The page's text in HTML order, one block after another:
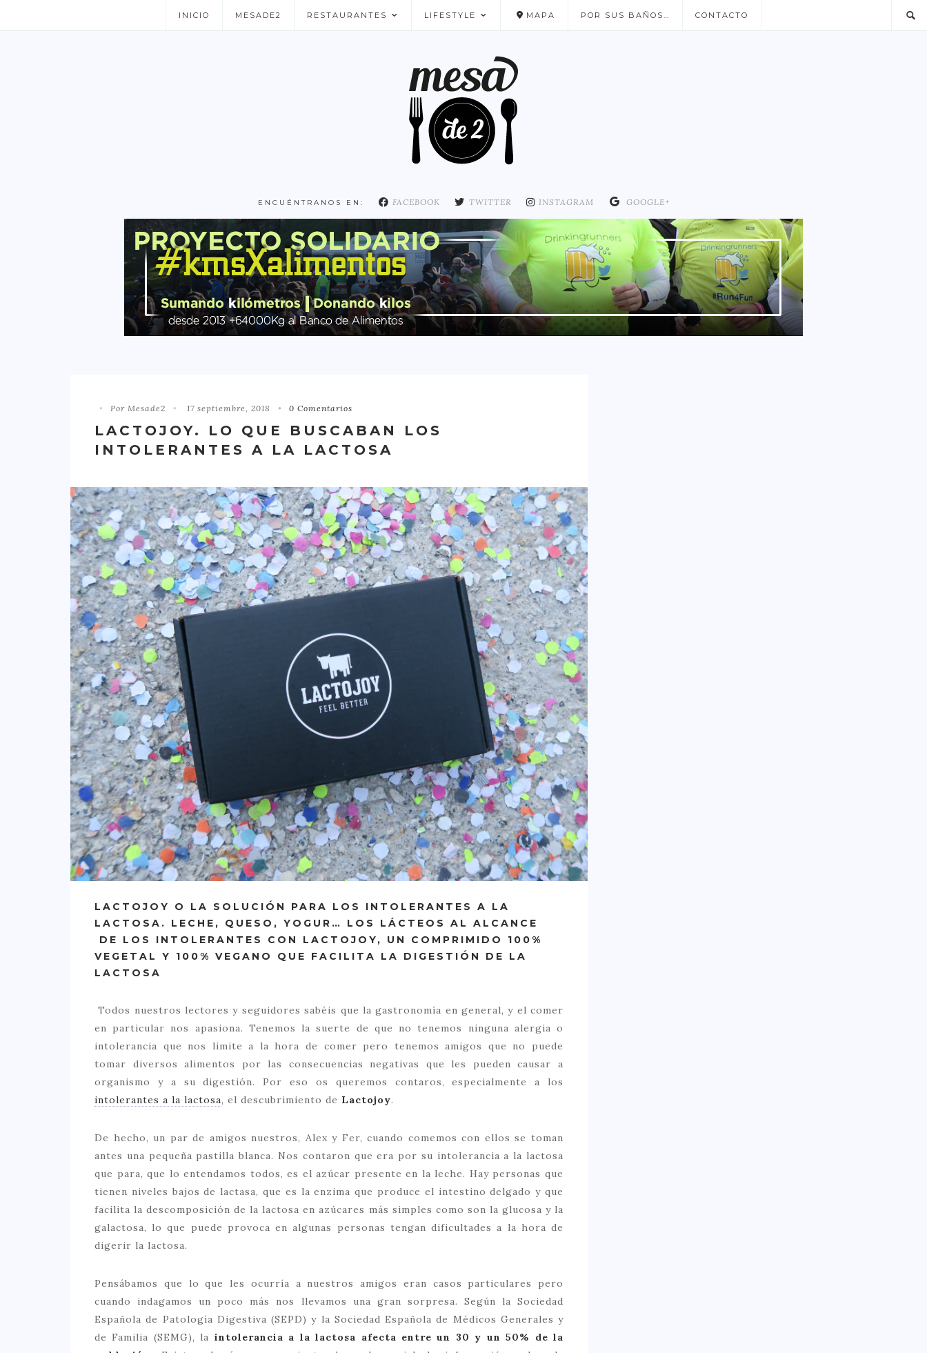
INICIO MESADE2 RESTAURANTES
NUESTROS FAVORITOS
LIFESTYLE MAPA POR SUS BAÑOS… CONTACTO
ENCUÉNTRANOS EN: FACEBOOK TWITTER INSTAGRAM GOOGLE+
Por Mesade2 17 septiembre, 2018 0 Comentarios
LACTOJOY. LO QUE BUSCABAN LOS
INTOLERANTES A LA LACTOSA
LACTOJOY O LA SOLUCIÓN PARA LOS INTOLERANTES A LA
LACTOSA. LECHE, QUESO, YOGUR… LOS LÁCTEOS AL ALCANCE
DE LOS INTOLERANTES CON LACTOJOY, UN COMPRIMIDO 100%
VEGETAL Y 100% VEGANO QUE FACILITA LA DIGESTIÓN DE LA
LACTOSA
Todos nuestros lectores y seguidores sabéis que la gastronomía en general, y el comer
en particular nos apasiona. Tenemos la suerte de que no tenemos ninguna alergia o
intolerancia que nos limite a la hora de comer pero tenemos amigos que no puede
tomar diversos alimentos por las consecuencias negativas que les pueden causar a
organismo y a su digestión. Por eso os queremos contaros, especialmente a los
intolerantes a la lactosa, el descubrimiento de Lactojoy.
De hecho, un par de amigos nuestros, Alex y Fer, cuando comemos con ellos se toman
antes una pequeña pastilla blanca. Nos contaron que era por su intolerancia a la lactosa
que para, que lo entendamos todos, es el azúcar presente en la leche. Hay personas que
tienen niveles bajos de lactasa, que es la enzima que produce el intestino delgado y que
facilita la descomposición de la lactosa en azúcares más simples como son la glucosa y la
galactosa, lo que puede provoca en algunas personas tengan dificultades a la hora de
digerir la lactosa.
Pensábamos que lo que les ocurría a nuestros amigos eran casos particulares pero
cuando indagamos un poco más nos llevamos una gran sorpresa. Según la Sociedad
Española de Patología Digestiva (SEPD) y la Sociedad Española de Médicos Generales y
de Familia (SEMG), la intolerancia a la lactosa afecta entre un 30 y un 50% de la